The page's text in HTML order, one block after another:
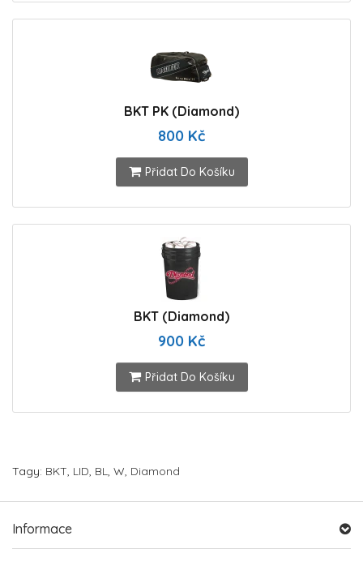
BKT PK (Diamond)
800 Kč
Přidat Do Košíku
BKT (Diamond)
900 Kč
Přidat Do Košíku
Tagy: BKT, LID, BL, W, Diamond
Informace